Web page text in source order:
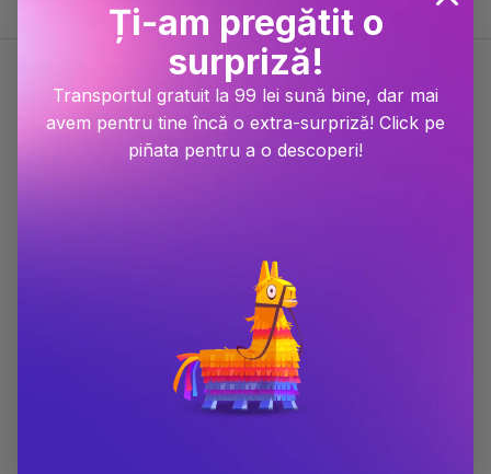
Despre Anne Frank
BOOKZONE iti pune la dispozitie toate cartile scrise de catre
Anne Frank inclusiv volume lansate in exclusivitate, carti in
limba engleza si noutati. Anne Frank se bucura de un succes
rasunator la nivelul international, cu zeci de mii de exemplare
Ți-am pregătit o
surpriză!
Transportul gratuit la 99 lei sună bine, dar mai
avem pentru tine încă o extra-surpriză! Click pe
piñata pentru a o descoperi!